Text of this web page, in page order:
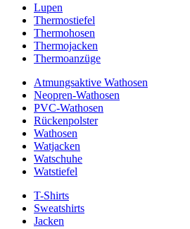
Lupen
Thermostiefel
Thermohosen
Thermojacken
Thermoanzüge
Atmungsaktive Wathosen
Neopren-Wathosen
PVC-Wathosen
Rückenpolster
Wathosen
Watjacken
Watschuhe
Watstiefel
T-Shirts
Sweatshirts
Jacken